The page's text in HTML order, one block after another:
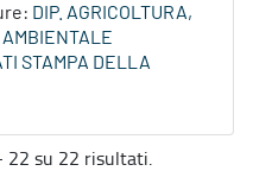
DIP. AGRICOLTURA,
STAMPA DELLA
22 su 22 risultati.